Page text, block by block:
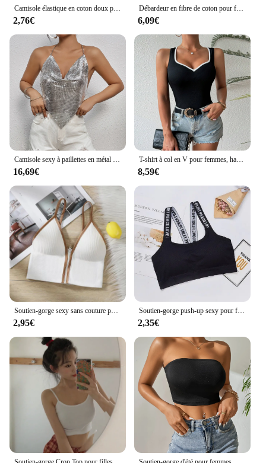
Camisole élastique en coton doux pour femme, sous-vêtement lavable et résistant à l'usure, soutien-gorge polyvalent pour le yoga et le fitness, chemise d'été
2,76€
Débardeur en fibre de coton pour femme, bustier en Y, soutien-gorge banrib non rembourré, haut court, t-shirts sans couture, débardeurs d'été
6,09€
Camisole sexy à paillettes en métal pour femmes, tenue de plage, de spectacle, de boîte de nuit, de fête, dos nu
16,69€
T-shirt à col en V pour femmes, haut sexy en fibres de lit précieuses, chemise moulante, fille épicée, boîte de nuit, bar, nouveau, été, 2024
8,59€
2,95€
Soutien-gorge push-up sexy pour femme, sous-vêtement de sport, fitness, yoga, streetwear
2,35€